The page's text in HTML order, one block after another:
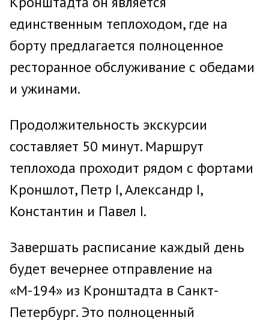
единственным теплоходом, где на
борту предлагается полноценное
ресторанное обслуживание с обедами
и ужинами.
Продолжительность экскурсии
составляет 50 минут. Маршрут
теплохода проходит рядом с фортами
Кроншлот, Петр I, Александр I,
Константин и Павел I.
Завершать расписание каждый день
будет вечернее отправление на
«М-194» из Кронштадта в Санкт-
Петербург. Это полноценный